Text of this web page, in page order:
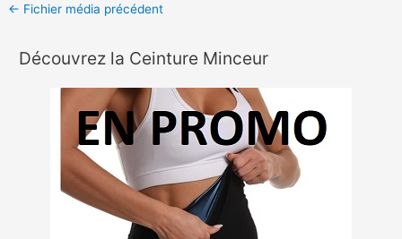
← Fichier média précédent
Découvrez la Ceinture Minceur